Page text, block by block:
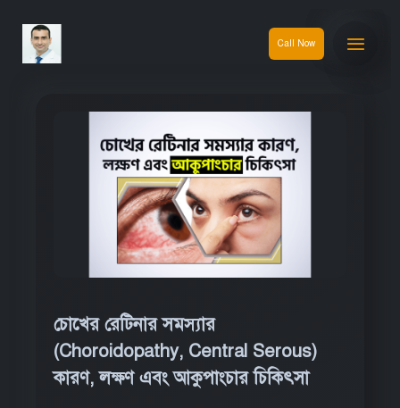
Call Now
চোখের রেটিনার সমস্যার
(Choroidopathy, Central Serous)
কারণ, লক্ষণ এবং আকুপাংচার চিকিৎসা